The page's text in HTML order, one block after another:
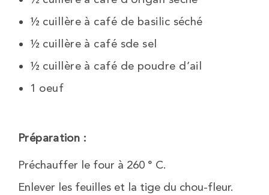
½ cuillère à café de basilic séché
½ cuillère à café sde sel
½ cuillère à café de poudre d’ail
1 oeuf
Préparation :
Préchauffer le four à 260 ° C.
Enlever les feuilles et la tige du chou-fleur.